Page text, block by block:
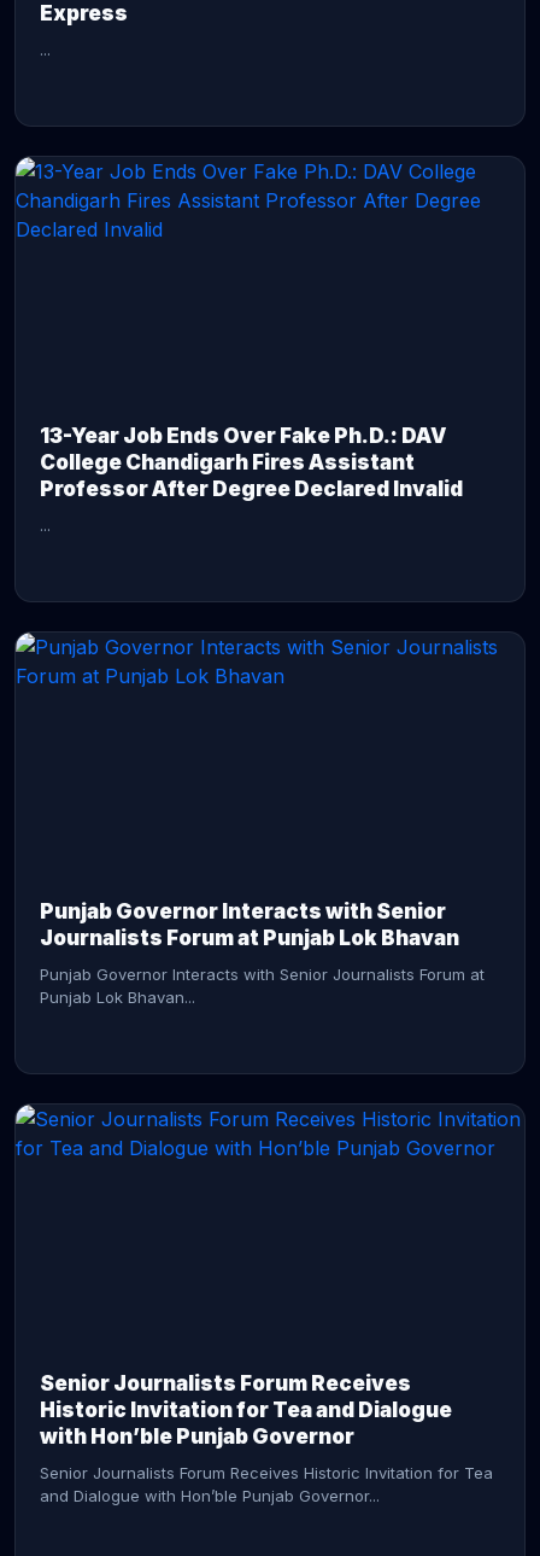
Express
...
13-Year Job Ends Over Fake Ph.D.: DAV
College Chandigarh Fires Assistant
Professor After Degree Declared Invalid
...
Punjab Governor Interacts with Senior
Journalists Forum at Punjab Lok Bhavan
Punjab Governor Interacts with Senior Journalists Forum at
Punjab Lok Bhavan...
Senior Journalists Forum Receives
Historic Invitation for Tea and Dialogue
with Hon’ble Punjab Governor
Senior Journalists Forum Receives Historic Invitation for Tea
and Dialogue with Hon’ble Punjab Governor...